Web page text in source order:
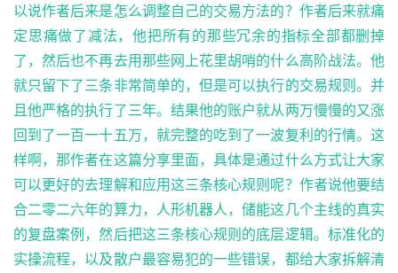
以说作者后来是怎么调整自己的交易方法的？作者后来就痛
定思痛做了减法，他把所有的那些冗余的指标全部都删掉
了，然后也不再去用那些网上花里胡哨的什么高阶战法。他
就只留下了三条非常简单的，但是可以执行的交易规则。并
且他严格的执行了三年。结果他的账户就从两万慢慢的又涨
回到了一百一十五万，就完整的吃到了一波复利的行情。这
样啊，那作者在这篇分享里面，具体是通过什么方式让大家
可以更好的去理解和应用这三条核心规则呢？作者说他要结
合二零二六年的算力，人形机器人，储能这几个主线的真实
的复盘案例，然后把这三条核心规则的底层逻辑。标准化的
实操流程，以及散户最容易犯的一些错误，都给大家拆解清